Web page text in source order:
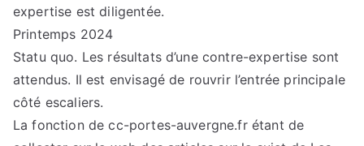
expertise est diligentée.
Printemps 2024
Statu quo. Les résultats d’une contre-expertise sont
attendus. Il est envisagé de rouvrir l’entrée principale
côté escaliers.
La fonction de cc-portes-auvergne.fr étant de